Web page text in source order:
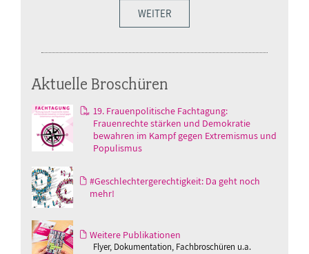
WEITER
Aktuelle Broschüren
19. Frauenpolitische Fachtagung:
Frauenrechte stärken und Demokratie
bewahren im Kampf gegen Extremismus und
Populismus
#Geschlechtergerechtigkeit: Da geht noch
mehr!
Weitere Publikationen
Flyer, Dokumentation, Fachbroschüren u.a.